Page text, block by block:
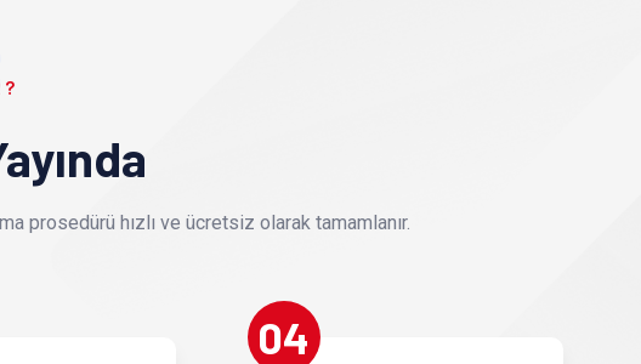
?
prosedürü hızlı ve ücretsiz olarak tamamlanır.
04